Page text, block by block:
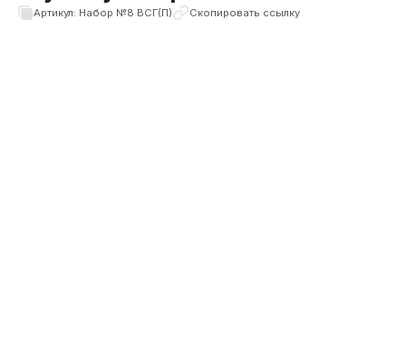
Артикул: Набор №8 ВСГ(П) Скопировать ссылку